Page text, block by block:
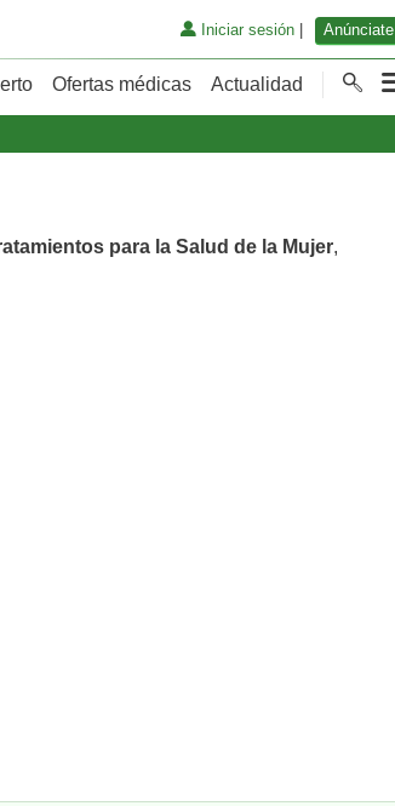
Iniciar sesión| Anúnciate
Ofertas médicas Actualidad
para la Salud de la Mujer,